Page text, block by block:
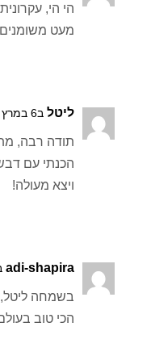
הי הי,
מעט
ליטל ב6 במרץ 2023 ב9:58
תודה רבה,
הכנתי עם
ויצא מעולה!
adi-shapira ב6
בשמחה
הכי טוב